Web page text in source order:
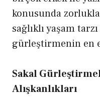
konusunda
sağlıklı yaşam
gürleştirmenin en
Sakal
Alışkanlıkları